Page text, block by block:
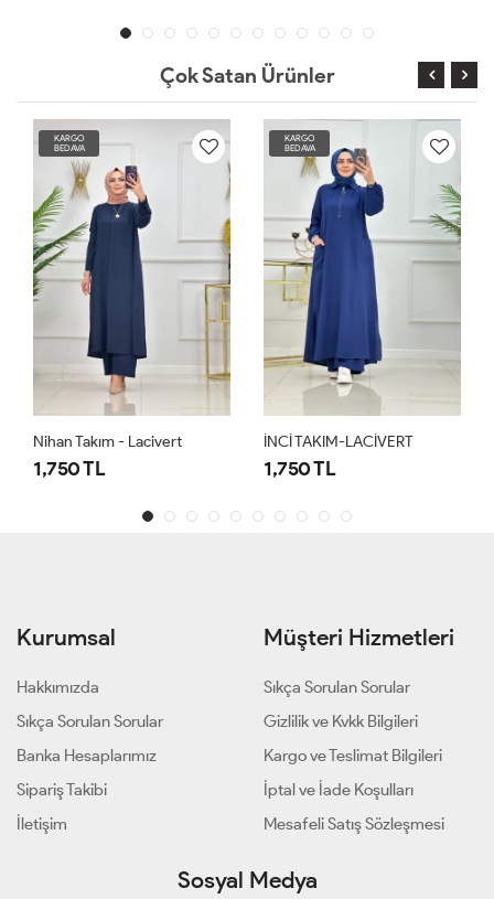
Çok Satan Ürünler
KARGO
BEDAVA
Nihan Takım - Lacivert
1,750 TL
KARGO
BEDAVA
İNCİ TAKIM-LACİVERT
1,750 TL
Kurumsal
Hakkımızda
Sıkça Sorulan Sorular
Banka Hesaplarımız
Sipariş Takibi
İletişim
Müşteri Hizmetleri
Sıkça Sorulan Sorular
Gizlilik ve Kvkk Bilgileri
Kargo ve Teslimat Bilgileri
İptal ve İade Koşulları
Mesafeli Satış Sözleşmesi
Sosyal Medya